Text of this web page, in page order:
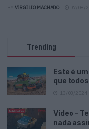
VIRGILIO MACHADO
Trending
Este é
que
Vídeo –
nada